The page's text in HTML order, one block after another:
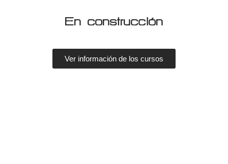
En construcción
Ver información de los cursos